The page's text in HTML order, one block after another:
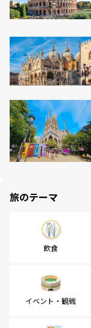
旅のテーマ
飲食
イベント・観戦